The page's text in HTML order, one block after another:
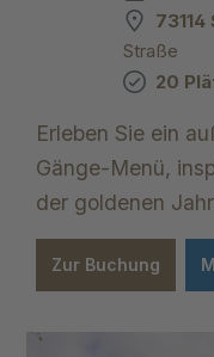
73114
Straße
20
Erleben Sie ein
Gänge-Menü,
der goldenen
Zur Buchung